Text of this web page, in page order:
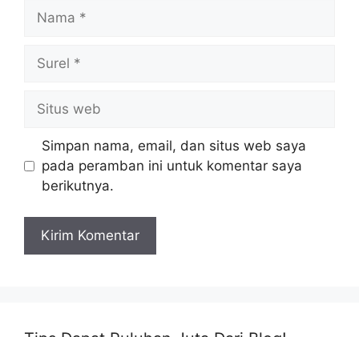
Nama
Surel
Situs
web
Simpan nama, email, dan situs web saya
pada peramban ini untuk komentar saya
berikutnya.